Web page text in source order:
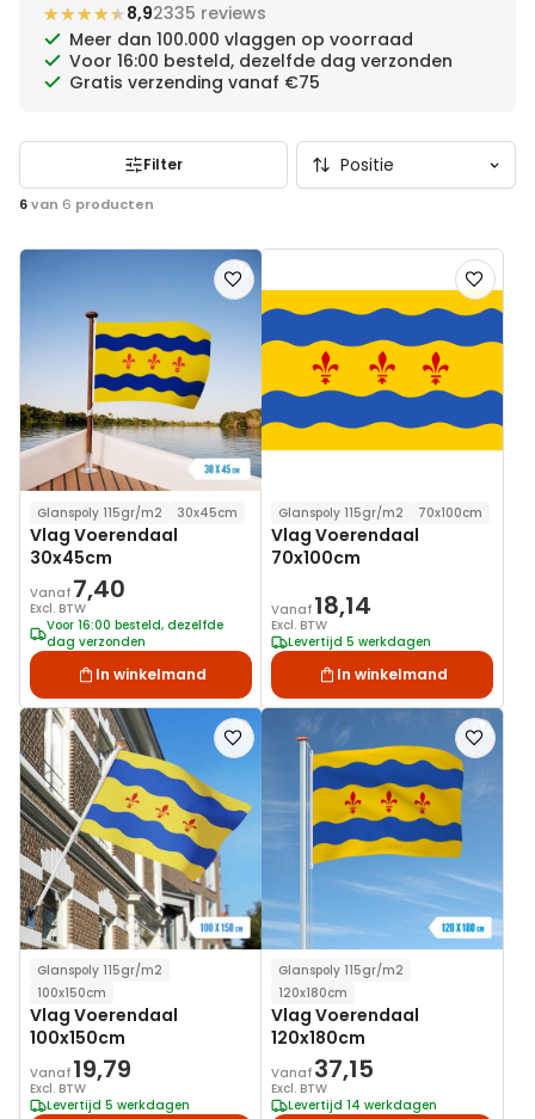
★★★★★
★★★★★8,92335 reviews
Meer dan 100.000 vlaggen op voorraad
Voor 16:00 besteld, dezelfde dag verzonden
Gratis verzending vanaf €75
6van 6 producten
Filter
Voeg
toe
verlanglijst
Glanspoly 115gr/m2 30x45cm
Vlag Voerendaal
30x45cm
Vanaf 7,40
Excl. BTW
Voor 16:00 besteld, dezelfde
dag verzonden
In winkelmand
Voeg
toe
aan
Glanspoly 115gr/m2 70x100cm
Vlag Voerendaal
70x100cm
Vanaf 18,14
Excl. BTW
Levertijd 5 werkdagen
In winkelmand
Voeg
toe
verlanglijst
Glanspoly 115gr/m2
100x150cm
Vlag Voerendaal
100x150cm
Vanaf 19,79
Excl. BTW
Levertijd 5 werkdagen
Voeg
toe
aan
Glanspoly 115gr/m2
120x180cm
Vlag Voerendaal
120x180cm
Vanaf 37,15
Excl. BTW
Levertijd 14 werkdagen